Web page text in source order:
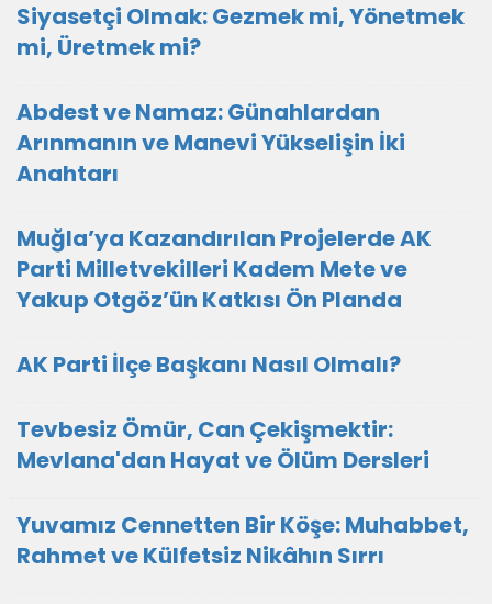
Siyasetçi Olmak: Gezmek mi, Yönetmek
mi, Üretmek mi?
Abdest ve Namaz: Günahlardan
Arınmanın ve Manevi Yükselişin İki
Anahtarı
Muğla’ya Kazandırılan Projelerde AK
Parti Milletvekilleri Kadem Mete ve
Yakup Otgöz’ün Katkısı Ön Planda
AK Parti İlçe Başkanı Nasıl Olmalı?
Tevbesiz Ömür, Can Çekişmektir:
Mevlana'dan Hayat ve Ölüm Dersleri
Yuvamız Cennetten Bir Köşe: Muhabbet,
Rahmet ve Külfetsiz Nikâhın Sırrı